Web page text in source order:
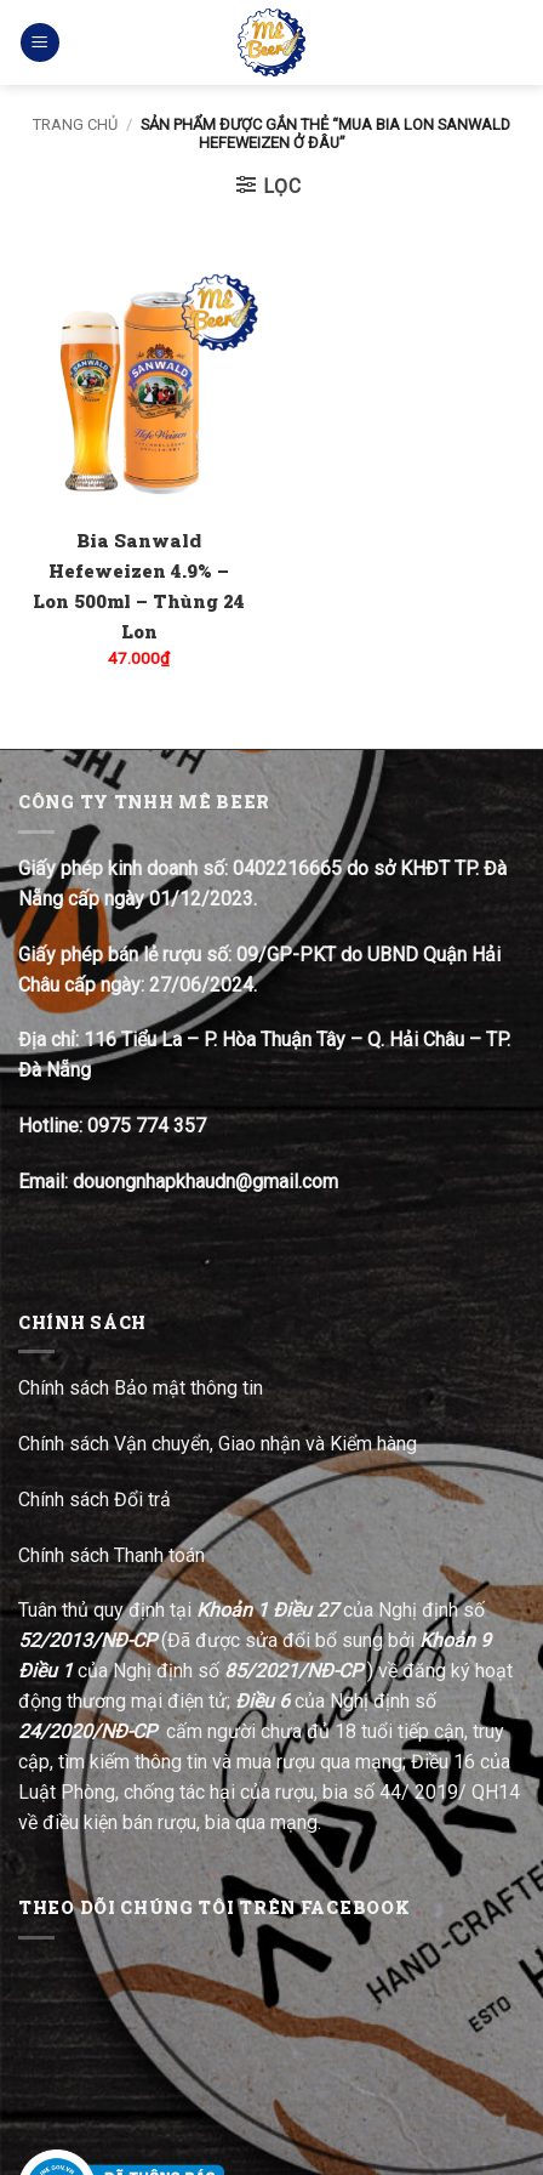
qua
TRANG CHỦ / SẢN PHẨM ĐƯỢC GẮN THẺ “MUA BIA LON SANWALD
HEFEWEIZEN Ở ĐÂU”
LỌC
Bia Sanwald
Hefeweizen 4.9% –
Lon 500ml – Thùng 24
Lon
47.000₫
CÔNG TY TNHH MÊ BEER
Giấy phép kinh doanh số: 0402216665 do sở KHĐT TP. Đà
Nẵng cấp ngày 01/12/2023.
Giấy phép bán lẻ rượu số: 09/GP-PKT do UBND Quận Hải
Châu cấp ngày: 27/06/2024.
Địa chỉ: 116 Tiểu La – P. Hòa Thuận Tây – Q. Hải Châu – TP.
Đà Nẵng
Hotline: 0975 774 357
Email: douongnhapkhaudn@gmail.com
CHÍNH SÁCH
Chính sách Bảo mật thông tin
Chính sách Vận chuyển, Giao nhận và Kiểm hàng
Chính sách Đổi trả
Chính sách Thanh toán
Tuân thủ quy định tại Khoản 1 Điều 27của Nghị định số
52/2013/NĐ-CP(Đã được sửa đổi bổ sung bởi Khoản 9
Điều 1của Nghị định số 85/2021/NĐ-CP) về đăng ký hoạt
động thương mại điện tử; Điều 6của Nghị định số
24/2020/NĐ-CPcấm người chưa đủ 18 tuổi tiếp cận, truy
cập, tìm kiếm thông tin và mua rượu qua mạng; Điều 16 của
Luật Phòng, chống tác hại của rượu, bia số 44/ 2019/ QH14
về điều kiện bán rượu, bia qua mạng.
THEO DÕI CHÚNG TÔI TRÊN FACEBOOK